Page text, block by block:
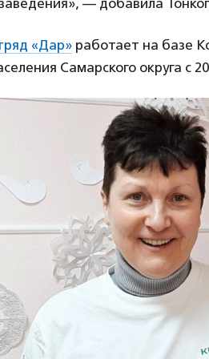
«Дар» работает на базе
Самарского округа с